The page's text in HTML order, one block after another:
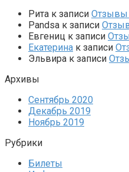
Рита к записи Отзывы
Pandsa к записи
Евгениц к записи
Екатерина к записи
Эльвира к записи
Архивы
Сентябрь 2020
Декабрь 2019
Ноябрь 2019
Рубрики
Билеты